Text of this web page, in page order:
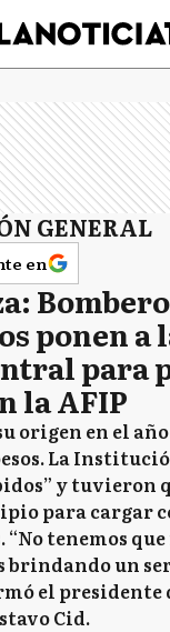
GENERAL
en
ponen a
para
la AFIP
origen en el
La
y tuvieron
para cargar
“No tenemos
brindando un
el presidente
Cid.